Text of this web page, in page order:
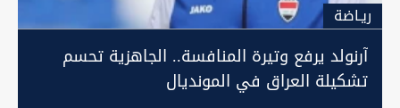
ريـاضة
آرنولد يرفع وتيرة المنافسة.. الجاهزية تحسم
تشكيلة العراق في المونديال